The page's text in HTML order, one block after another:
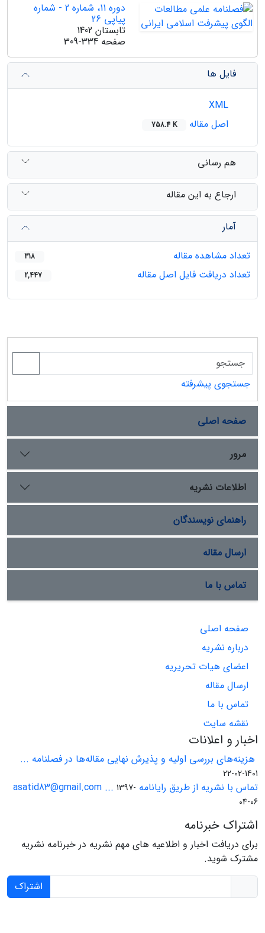
دوره 11، شماره 2 - شماره
پیاپی 26
تابستان 1402
صفحه 309-334
فایل ها
اصل مقاله
758.4 K
هم رسانی
ارجاع به این مقاله
آمار
تعداد مشاهده مقاله
318
تعداد دریافت فایل اصل مقاله 2,447
جستجوی پیشرفته
صفحه اصلی
مرور
اطلاعات نشریه
راهنمای نویسندگان
ارسال مقاله
تماس با ما
صفحه اصلی
درباره نشریه
اعضای هیات تحریریه
ارسال مقاله
تماس با ما
نقشه سایت
اخبار و اعلانات
هزینه‌های بررسی اولیه و پذیرش نهایی مقاله‌ها در فصلنامه ...
1401-02-22
تماس با نشریه از طریق رایانامه asatid83@gmail.com ... 1397-
04-06
اشتراک خبرنامه
برای دریافت اخبار و اطلاعیه های مهم نشریه در خبرنامه نشریه
مشترک شوید.
اشتراک